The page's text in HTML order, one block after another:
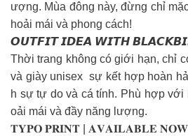
ượng. Mùa đông này, đừng chỉ
hoải mái và phong cách!
𝙊𝙐𝙏𝙁𝙄𝙏 𝙄𝘿𝙀𝘼 𝙒𝙄𝙏𝙃
Thời trang không có giới hạn, chỉ
và giày unisex sự kết hợp hoàn
h sự tự do và cá tính. Phù hợp với
oải mái và đầy năng lượng.
𝐓𝐘𝐏𝐎 𝐏𝐑𝐈𝐍𝐓 | 𝐀𝐕𝐀𝐈𝐋𝐀𝐁𝐋𝐄 𝐍𝐎𝐖